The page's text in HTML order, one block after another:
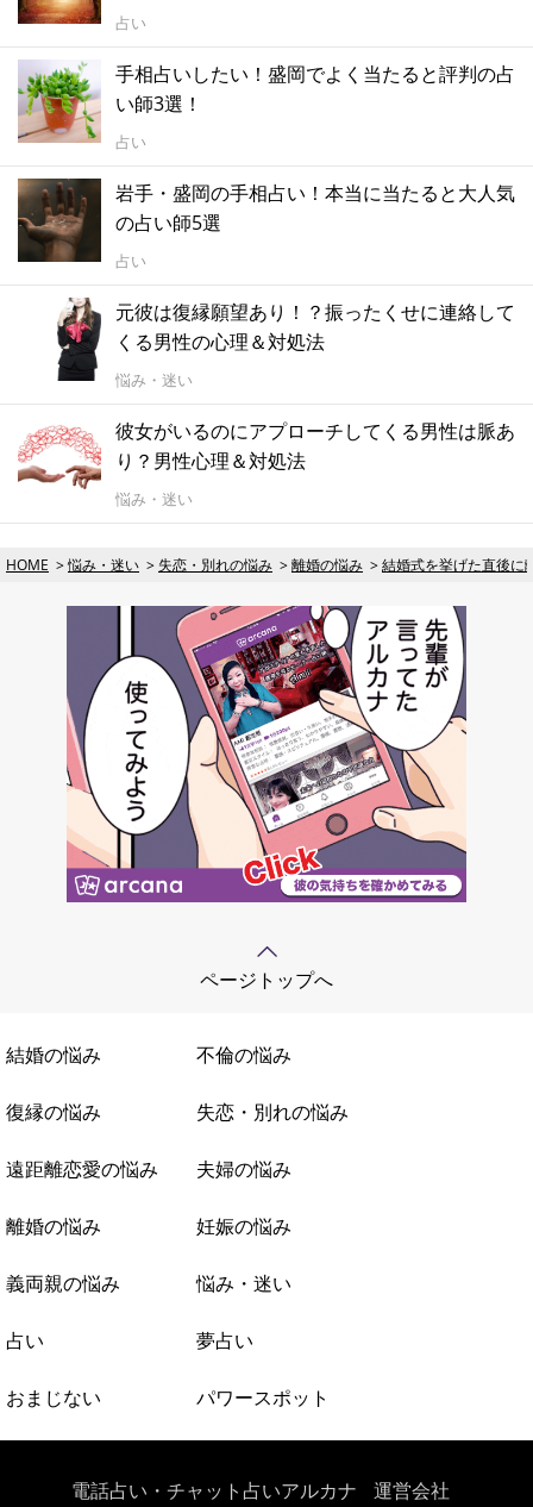
占い
手相占いしたい！盛岡でよく当たると評判の占
い師3選！
占い
岩手・盛岡の手相占い！本当に当たると大人気
の占い師5選
占い
元彼は復縁願望あり！？振ったくせに連絡して
くる男性の心理＆対処法
悩み・迷い
彼女がいるのにアプローチしてくる男性は脈あ
り？男性心理＆対処法
悩み・迷い
HOME 悩み・迷い 失恋・別れの悩み 離婚の悩み 結婚式を挙げた直後に
ページトップへ
結婚の悩み 不倫の悩み
復縁の悩み 失恋・別れの悩み
遠距離恋愛の悩み 夫婦の悩み
離婚の悩み 妊娠の悩み
義両親の悩み 悩み・迷い
占い 夢占い
おまじない パワースポット
電話占い・チャット占いアルカナ 運営会社